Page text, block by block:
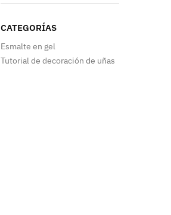
CATEGORÍAS
Esmalte en gel
Tutorial de decoración de uñas